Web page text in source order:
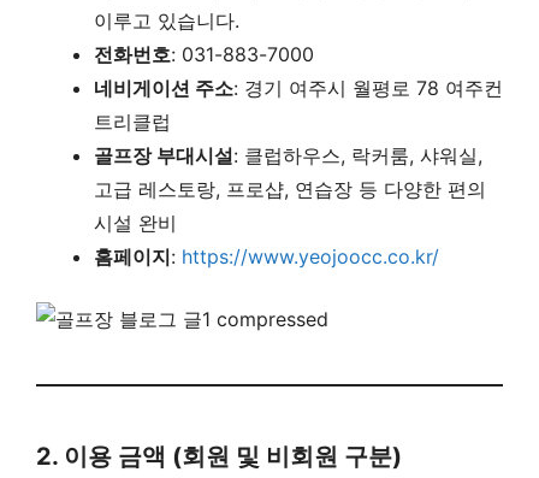
이루고 있습니다.
전화번호: 031-883-7000
네비게이션 주소: 경기 여주시 월평로 78 여주컨
트리클럽
골프장 부대시설: 클럽하우스, 락커룸, 샤워실,
고급 레스토랑, 프로샵, 연습장 등 다양한 편의
시설 완비
홈페이지: https://www.yeojoocc.co.kr/
2. 이용 금액 (회원 및 비회원 구분)